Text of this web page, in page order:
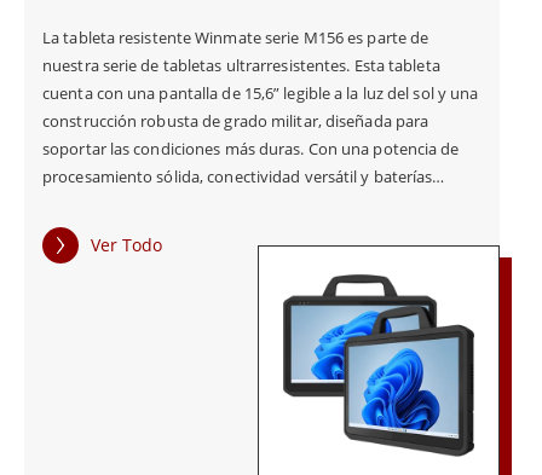
La tableta resistente Winmate serie M156 es parte de
nuestra serie de tabletas ultrarresistentes. Esta tableta
cuenta con una pantalla de 15,6” legible a la luz del sol y una
construcción robusta de grado militar, diseñada para
soportar las condiciones más duras. Con una potencia de
procesamiento sólida, conectividad versátil y baterías
proporciona un rendimiento perfecto para aplicaciones
industriales y de campo. Sus funciones avanzadas y su
robusta confiabilidad la convierten en la herramienta
perfecta para los profesionales que trabajan en entornos
exigentes, particularmente en entornos de automatización
Ver Todo